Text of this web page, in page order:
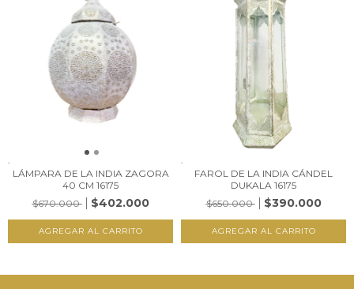
LÁMPARA DE LA INDIA ZAGORA
40 CM 16175
$670.000
$402.000
FAROL DE LA INDIA CÁNDEL
DUKALA 16175
$650.000
$390.000